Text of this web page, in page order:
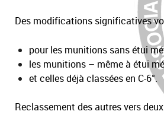
Des modifications significatives
pour les munitions sans étui
les munitions – même à étui
et celles déjà classées en C-6°.
Reclassement des autres vers